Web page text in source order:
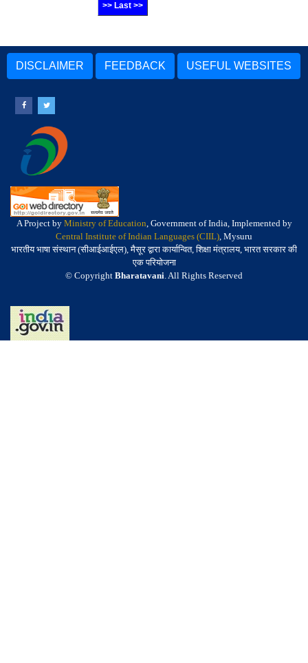
>> Last >>
DISCLAIMER FEEDBACK USEFUL WEBSITES
A Project by Ministry of Education, Government of India, Implemented by
Central Institute of Indian Languages (CIIL), Mysuru
भारतीय भाषा संस्थान (सीआईआईएल), मैसूर द्वारा कार्यान्वित, शिक्षा मंत्रालय, भारत सरकार की
एक परियोजना
© Copyright Bharatavani. All Rights Reserved